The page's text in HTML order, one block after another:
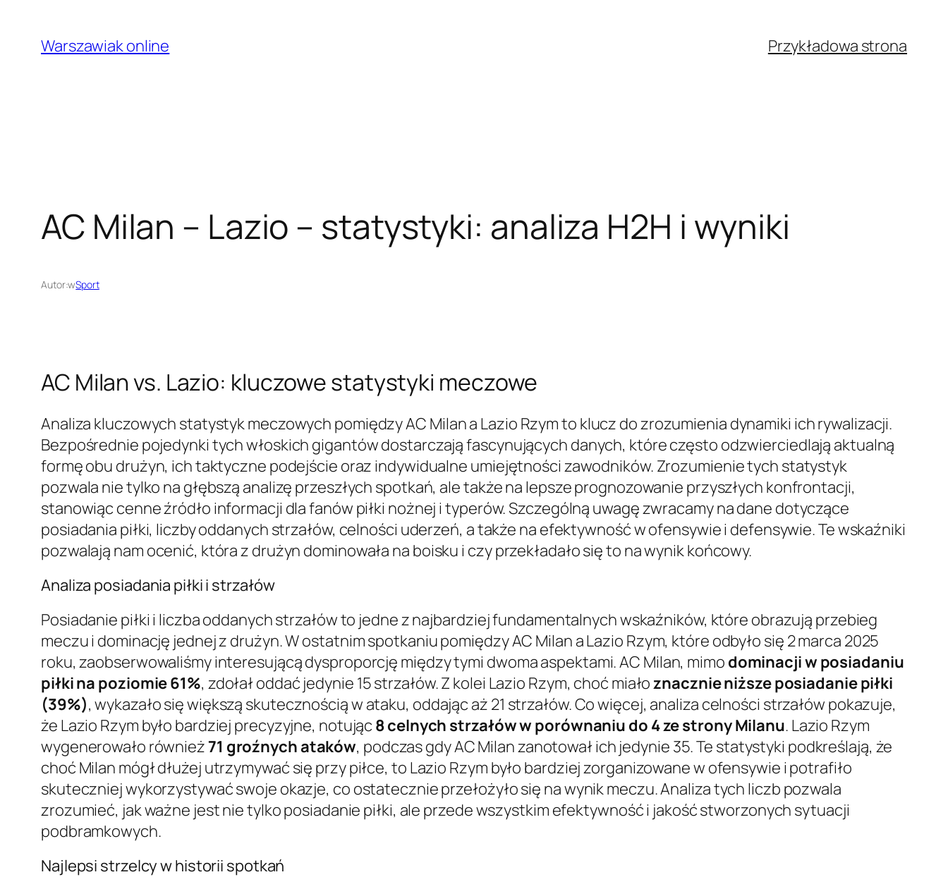
treści
Warszawiak online Przykładowa strona
AC Milan – Lazio – statystyki: analiza H2H i wyniki
Autor:wSport
AC Milan vs. Lazio: kluczowe statystyki meczowe
Analiza kluczowych statystyk meczowych pomiędzy AC Milan a Lazio Rzym to klucz do zrozumienia dynamiki ich rywalizacji.
Bezpośrednie pojedynki tych włoskich gigantów dostarczają fascynujących danych, które często odzwierciedlają aktualną
formę obu drużyn, ich taktyczne podejście oraz indywidualne umiejętności zawodników. Zrozumienie tych statystyk
pozwala nie tylko na głębszą analizę przeszłych spotkań, ale także na lepsze prognozowanie przyszłych konfrontacji,
stanowiąc cenne źródło informacji dla fanów piłki nożnej i typerów. Szczególną uwagę zwracamy na dane dotyczące
posiadania piłki, liczby oddanych strzałów, celności uderzeń, a także na efektywność w ofensywie i defensywie. Te wskaźniki
pozwalają nam ocenić, która z drużyn dominowała na boisku i czy przekładało się to na wynik końcowy.
Analiza posiadania piłki i strzałów
Posiadanie piłki i liczba oddanych strzałów to jedne z najbardziej fundamentalnych wskaźników, które obrazują przebieg
meczu i dominację jednej z drużyn. W ostatnim spotkaniu pomiędzy AC Milan a Lazio Rzym, które odbyło się 2 marca 2025
roku, zaobserwowaliśmy interesującą dysproporcję między tymi dwoma aspektami. AC Milan, mimo dominacji w posiadaniu
piłki na poziomie 61%, zdołał oddać jedynie 15 strzałów. Z kolei Lazio Rzym, choć miałoznacznie niższe posiadanie piłki
(39%), wykazało się większą skutecznością w ataku, oddając aż 21 strzałów. Co więcej, analiza celności strzałów pokazuje,
że Lazio Rzym było bardziej precyzyjne, notując 8 celnych strzałów w porównaniu do 4 ze strony Milanu. Lazio Rzym
wygenerowało również71 groźnych ataków, podczas gdy AC Milan zanotował ich jedynie 35. Te statystyki podkreślają, że
choć Milan mógł dłużej utrzymywać się przy piłce, to Lazio Rzym było bardziej zorganizowane w ofensywie i potrafiło
skuteczniej wykorzystywać swoje okazje, co ostatecznie przełożyło się na wynik meczu. Analiza tych liczb pozwala
zrozumieć, jak ważne jest nie tylko posiadanie piłki, ale przede wszystkim efektywność i jakość stworzonych sytuacji
podbramkowych.
Najlepsi strzelcy w historii spotkań